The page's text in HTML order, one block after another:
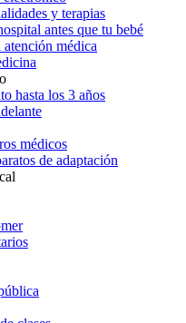
y terapias
antes que tu bebé
médica
hasta los 3 años
médicos
de adaptación